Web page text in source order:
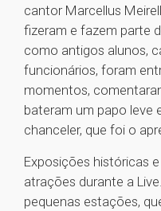
cantor Marcellus
fizeram e fazem parte
como antigos alunos,
funcionários, foram
momentos,
bateram um papo leve
chanceler, que foi o
Exposições históricas
atrações durante a
pequenas estações,